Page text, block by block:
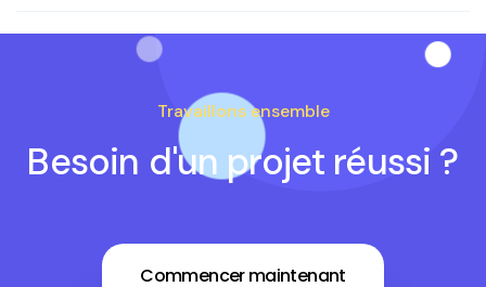
Travaillons ensemble
Besoin d'un projet réussi ?
Commencer maintenant